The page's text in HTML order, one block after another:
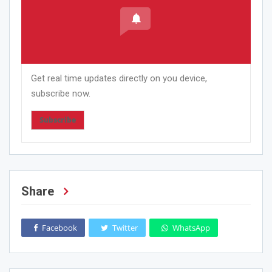
Get real time updates directly on you device,
subscribe now.
Subscribe
Share
Facebook Twitter WhatsApp